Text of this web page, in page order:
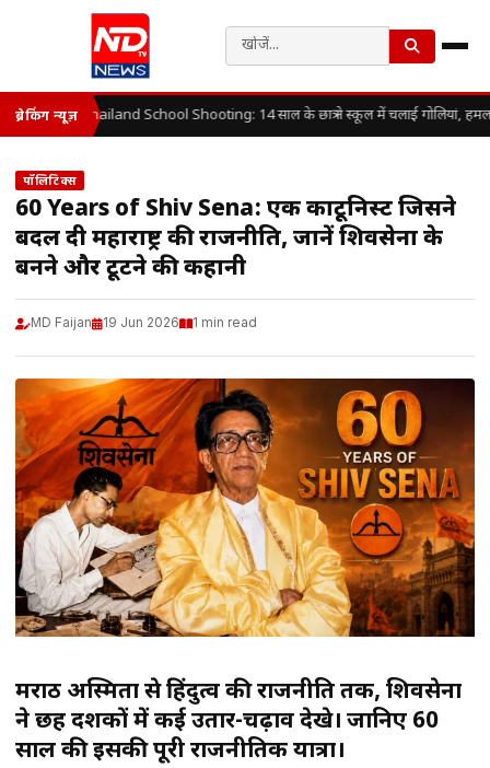
ब्रेकिंग न्यूज़Thailand School Shooting: 14 साल के छात्र ने स्कूल में चलाई गोलियां,
पॉलिटिक्स
60 Years of Shiv Sena: एक कार्टूनिस्ट जिसने
बदल दी महाराष्ट्र की राजनीति, जानें शिवसेना के
बनने और टूटने की कहानी
MD Faijan 19 Jun 2026 1 min read
मराठी अस्मिता से हिंदुत्व की राजनीति तक, शिवसेना
ने छह दशकों में कई उतार-चढ़ाव देखे। जानिए 60
साल की इसकी पूरी राजनीतिक यात्रा।